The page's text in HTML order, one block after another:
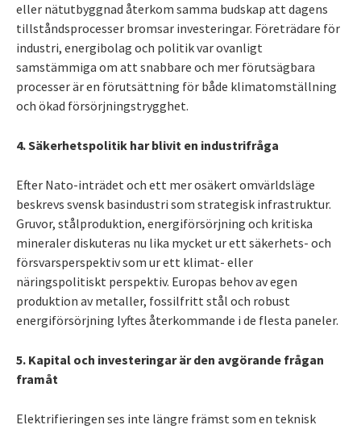
eller nätutbyggnad återkom samma budskap att dagens
tillståndsprocesser bromsar investeringar. Företrädare för
industri, energibolag och politik var ovanligt
samstämmiga om att snabbare och mer förutsägbara
processer är en förutsättning för både klimatomställning
och ökad försörjningstrygghet.
4. Säkerhetspolitik har blivit en industrifråga
Efter Nato-inträdet och ett mer osäkert omvärldsläge
beskrevs svensk basindustri som strategisk infrastruktur.
Gruvor, stålproduktion, energiförsörjning och kritiska
mineraler diskuteras nu lika mycket ur ett säkerhets- och
försvarsperspektiv som ur ett klimat- eller
näringspolitiskt perspektiv. Europas behov av egen
produktion av metaller, fossilfritt stål och robust
energiförsörjning lyftes återkommande i de flesta paneler.
5. Kapital och investeringar är den avgörande frågan
framåt
Elektrifieringen ses inte längre främst som en teknisk